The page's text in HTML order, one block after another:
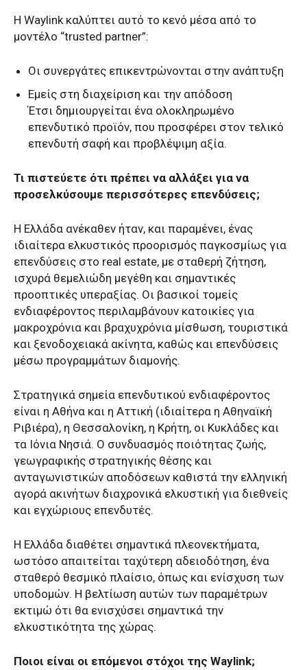
Η Waylink καλύπτει αυτό το κενό μέσα από το
μοντέλο “trusted partner”:
Οι συνεργάτες επικεντρώνονται στην ανάπτυξη
Εμείς στη διαχείριση και την απόδοση
Έτσι δημιουργείται ένα ολοκληρωμένο
επενδυτικό προϊόν, που προσφέρει στον τελικό
επενδυτή σαφή και προβλέψιμη αξία.
Τι πιστεύετε ότι πρέπει να αλλάξει για να
προσελκύσουμε περισσότερες επενδύσεις;
Η Ελλάδα ανέκαθεν ήταν, και παραμένει, ένας
ιδιαίτερα ελκυστικός προορισμός παγκοσμίως για
επενδύσεις στο real estate, με σταθερή ζήτηση,
ισχυρά θεμελιώδη μεγέθη και σημαντικές
προοπτικές υπεραξίας. Οι βασικοί τομείς
ενδιαφέροντος περιλαμβάνουν κατοικίες για
μακροχρόνια και βραχυχρόνια μίσθωση, τουριστικά
και ξενοδοχειακά ακίνητα, καθώς και επενδύσεις
μέσω προγραμμάτων διαμονής.
Στρατηγικά σημεία επενδυτικού ενδιαφέροντος
είναι η Αθήνα και η Αττική (ιδιαίτερα η Αθηναϊκή
Ριβιέρα), η Θεσσαλονίκη, η Κρήτη, οι Κυκλάδες και
τα Ιόνια Νησιά. Ο συνδυασμός ποιότητας ζωής,
γεωγραφικής στρατηγικής θέσης και
ανταγωνιστικών αποδόσεων καθιστά την ελληνική
αγορά ακινήτων διαχρονικά ελκυστική για διεθνείς
και εγχώριους επενδυτές.
Η Ελλάδα διαθέτει σημαντικά πλεονεκτήματα,
ωστόσο απαιτείται ταχύτερη αδειοδότηση, ένα
σταθερό θεσμικό πλαίσιο, όπως και ενίσχυση των
υποδομών. Η βελτίωση αυτών των παραμέτρων
εκτιμώ ότι θα ενισχύσει σημαντικά την
ελκυστικότητα της χώρας.
Ποιοι είναι οι επόμενοι στόχοι της Waylink;